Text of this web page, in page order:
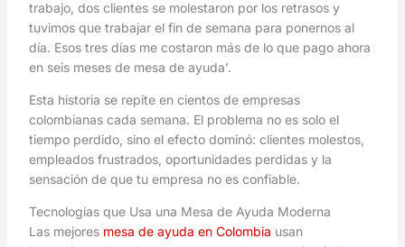
trabajo, dos clientes se molestaron por los retrasos y
tuvimos que trabajar el fin de semana para ponernos al
día. Esos tres días me costaron más de lo que pago ahora
en seis meses de mesa de ayuda’.
Esta historia se repite en cientos de empresas
colombianas cada semana. El problema no es solo el
tiempo perdido, sino el efecto dominó: clientes molestos,
empleados frustrados, oportunidades perdidas y la
sensación de que tu empresa no es confiable.
Tecnologías que Usa una Mesa de Ayuda Moderna
Las mejores mesa de ayuda en Colombia usan